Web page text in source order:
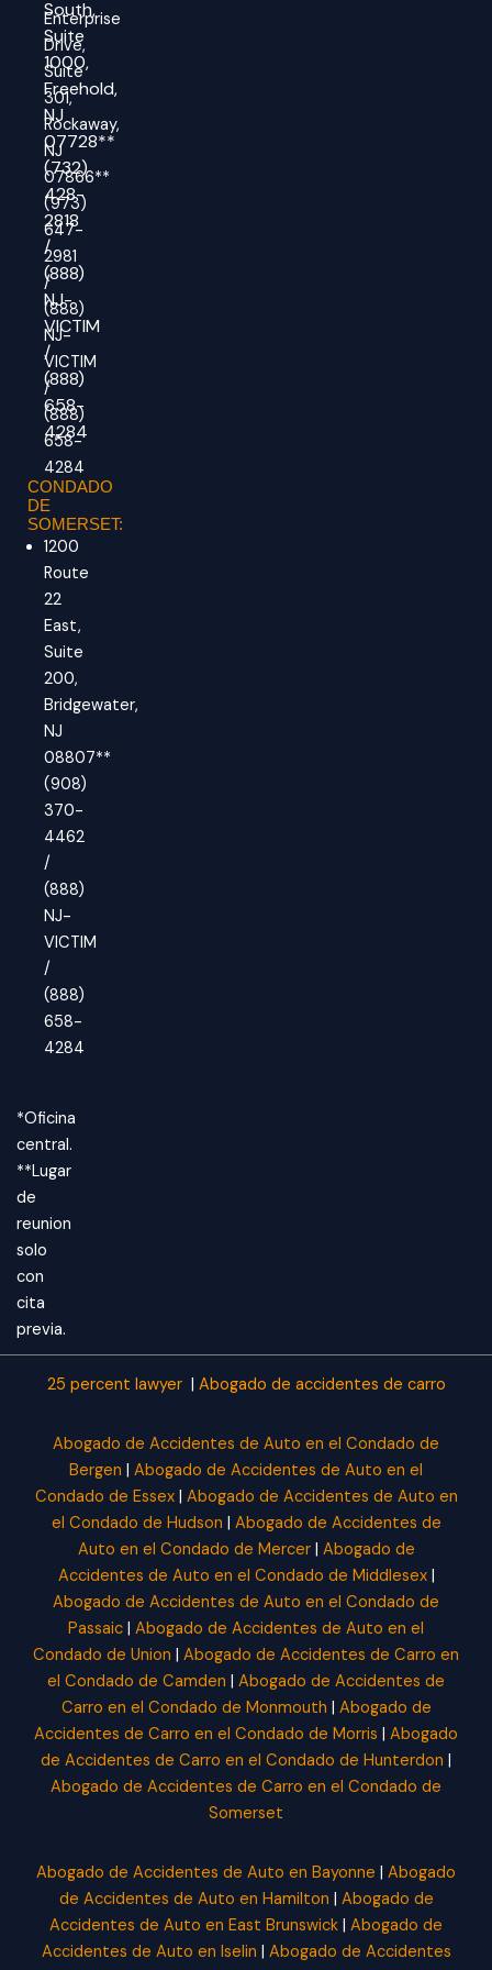
Enterprise
Drive,
Suite
301,
Rockaway,
NJ
07866**
(973)
647-
2981
/
(888)
NJ-
VICTIM
/
(888)
658-
4284
South,
Suite
1000,
Freehold,
NJ
07728**
(732)
428-
2818
/
(888)
NJ-
VICTIM
/
(888)
658-
4284
CONDADO
DE
SOMERSET:
1200
Route
22
East,
Suite
200,
Bridgewater,
NJ
08807**
(908)
370-
4462
/
(888)
NJ-
VICTIM
/
(888)
658-
4284
*Oficina
central.
**Lugar
de
reunion
solo
con
cita
previa.
25 percent lawyer| Abogado de accidentes de carro
Abogado de Accidentes de Auto en el Condado de
Bergen
Abogado de Accidentes de Auto en el
Condado de Essex| Abogado de Accidentes de Auto en
el Condado de Hudson
Abogado de Accidentes de
Auto en el Condado de Mercer| Abogado de
Accidentes de Auto en el Condado de Middlesex|
Abogado de Accidentes de Auto en el Condado de
Passaic Abogado de Accidentes de Auto en el
Condado de Union
Abogado de Accidentes de Carro en
el Condado de Camden
Abogado de Accidentes de
Carro en el Condado de Monmouth
Abogado de
Accidentes de Carro en el Condado de Morris
Abogado
de Accidentes de Carro en el Condado de Hunterdon
Abogado de Accidentes de Carro en el Condado de
Somerset
Abogado de Accidentes de Auto en Bayonne
Abogado
de Accidentes de Auto en Hamilton
Abogado de
Accidentes de Auto en East Brunswick Abogado de
Accidentes de Auto en Iselin
Abogado de Accidentes